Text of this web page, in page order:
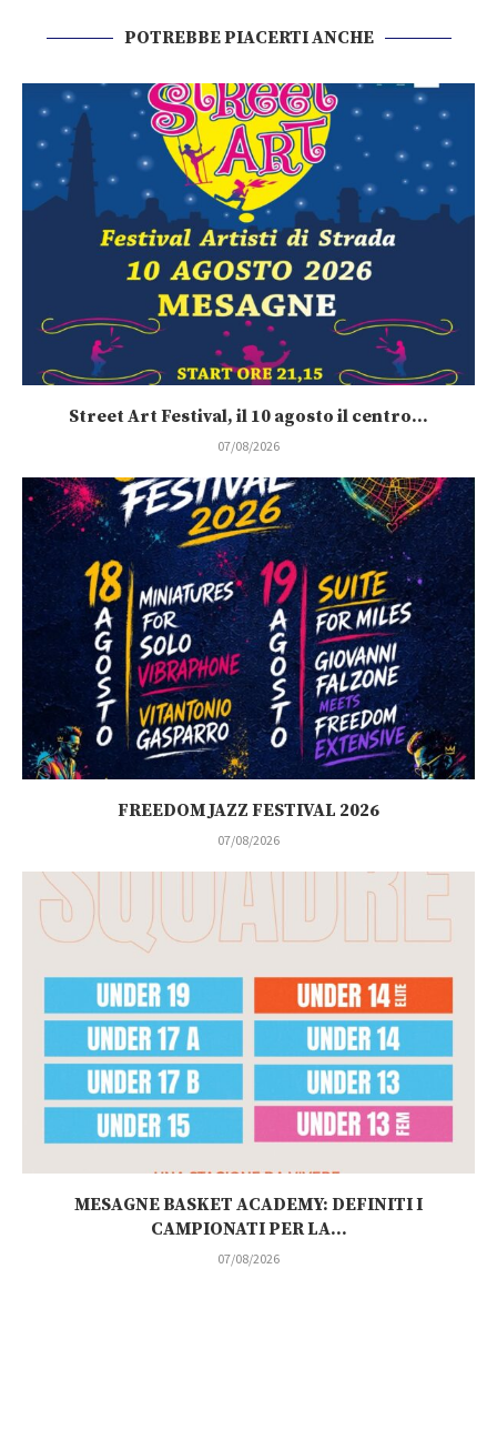
POTREBBE PIACERTI ANCHE
Street Art Festival, il 10 agosto il centro...
07/08/2026
FREEDOM JAZZ FESTIVAL 2026
07/08/2026
MESAGNE BASKET ACADEMY: DEFINITI I
CAMPIONATI PER LA...
07/08/2026